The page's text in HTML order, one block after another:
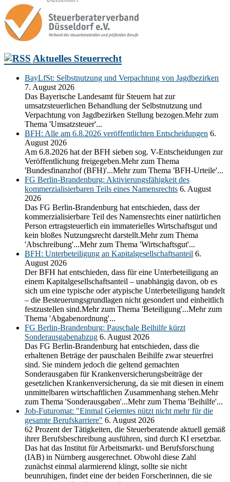
Aktuelles Steuerrecht
BayLfSt: Selbstnutzung und Verpachtung von Jagdbezirken
7. August 2026
Das Bayerische Landesamt für Steuern hat zur
umsatzsteuerlichen Behandlung der Selbstnutzung und
Verpachtung von Jagdbezirken Stellung bezogen.Mehr zum
Thema 'Umsatzsteuer'...
BFH: Alle am 6.8.2026 veröffentlichten Entscheidungen 6.
August 2026
Am 6.8.2026 hat der BFH sieben sog. V-Entscheidungen zur
Veröffentlichung freigegeben.Mehr zum Thema
'Bundesfinanzhof (BFH)'...Mehr zum Thema 'BFH-Urteile'...
FG Berlin-Brandenburg: Aktivierungsfähigkeit des
kommerzialisierbaren Teils eines Namensrechts 6. August
2026
Das FG Berlin-Brandenburg hat entschieden, dass der
kommerzialisierbare Teil des Namensrechts einer natürlichen
Person ertragsteuerlich ein immaterielles Wirtschaftsgut und
kein bloßes Nutzungsrecht darstellt.Mehr zum Thema
'Abschreibung'...Mehr zum Thema 'Wirtschaftsgut'...
BFH: Unterbeteiligung an Kapitalgesellschaftsanteil 6.
August 2026
Der BFH hat entschieden, dass für eine Unterbeteiligung an
einem Kapitalgesellschaftsanteil – unabhängig davon, ob es
sich um eine typische oder atypische Unterbeteiligung handelt
– die Besteuerungsgrundlagen nicht gesondert und einheitlich
festzustellen sind.Mehr zum Thema 'Beteiligung'...Mehr zum
Thema 'Abgabenordnung'...
FG Berlin-Brandenburg: Pauschale Beihilfe kürzt
Sonderausgabenabzug 6. August 2026
Das FG Berlin-Brandenburg hat entschieden, dass die
erhaltenen Beträge der pauschalen Beihilfe zwar steuerfrei
sind. Sie mindern jedoch die geltend gemachten
Sonderausgaben für Krankenversicherungsbeiträge der
gesetzlichen Krankenversicherung, da sie mit diesen in einem
unmittelbaren wirtschaftlichen Zusammenhang stehen.Mehr
zum Thema 'Sonderausgaben'...Mehr zum Thema 'Beihilfe'...
Job-Futuromat: "Einmal Gelerntes nützt nicht mehr für die
gesamte Berufskarriere" 6. August 2026
62 Prozent der Tätigkeiten, die Steuerberatende aktuell gemäß
ihrer Berufsbeschreibung ausführen, sind durch KI ersetzbar.
Das hat das Institut für Arbeitsmarkt- und Berufsforschung
(IAB) in Nürnberg ausgerechnet. Obwohl diese Zahl
zunächst einmal alarmierend klingt, sollte sie nicht
beunruhigen, findet eine der beiden Forscherinnen, die sie